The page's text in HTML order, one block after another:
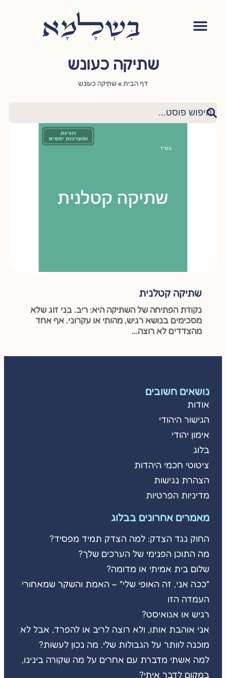
שתיקה כעונש
דף הבית »שתיקה כעונש
שתיקה קטלנית
נקודת הפתיחה של השתיקה היא: ריב. בני זוג שלא
מסכימים בנושא רגיש, מהותי או עקרוני. אף אחד
מהצדדים לא רוצה...
נושאים חשובים
אודות
הגישור היהודי
אימון יהודי
בלוג
ציטוטי חכמי היהדות
הצהרת נגישות
מדיניות הפרטיות
מאמרים אחרונים בבלוג
החוק נגד הצדק: למה הצדק תמיד מפסיד?
מה התוכן הפנימי של הערכים שלך?
שלום בית אמיתי או מדומה?
"ככה אני, זה האופי שלי" – האמת והשקר שמאחורי
העמדה הזו
רגיש או אגואיסט?
אני אוהבת אותו, ולא רוצה לריב או להפרד, אבל לא
מוכנה לוותר על הגבולות שלי. מה נכון לעשות?
למה אשתי מדברת עם אחרים על מה שקורה בינינו,
במקום לדבר איתי?